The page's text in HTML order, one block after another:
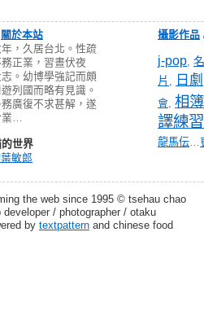
關於本站
，久居台北。性疏
正業，習晝伏夜
。幼博學強記而頗
列國而略有見識。
廣復不求甚解，遂
業…
世界
敏郎
攝影作品
j-pop,
片 , 日劇
會, 相簿
譯練習
龍馬伝…
the web since 1995 © tsehau chao
developer / photographer / otaku
by textpattern and chinese food